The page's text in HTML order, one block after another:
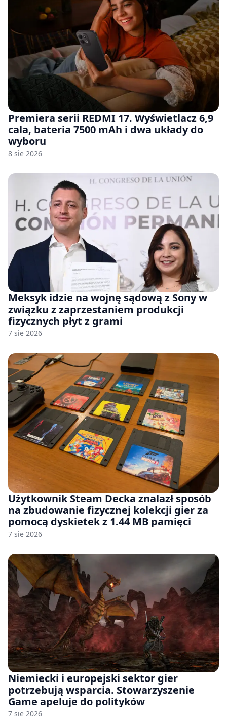
Premiera serii REDMI 17. Wyświetlacz 6,9
cala, bateria 7500 mAh i dwa układy do
wyboru
8 sie 2026
Meksyk idzie na wojnę sądową z Sony w
związku z zaprzestaniem produkcji
fizycznych płyt z grami
7 sie 2026
Użytkownik Steam Decka znalazł sposób
na zbudowanie fizycznej kolekcji gier za
pomocą dyskietek z 1.44 MB pamięci
7 sie 2026
Niemiecki i europejski sektor gier
potrzebują wsparcia. Stowarzyszenie
Game apeluje do polityków
7 sie 2026